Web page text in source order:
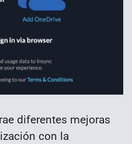
diferentes mejoras
con la